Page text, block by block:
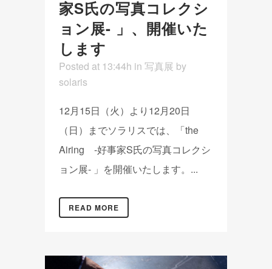
家S氏の写真コレクシ
ョン展- 」、開催いた
します
Posted at 13:44h in 写真展 by
solaris
12月15日（火）より12月20日
（日）までソラリスでは、「the
Airing -好事家S氏の写真コレクシ
ョン展- 」を開催いたします。...
READ MORE